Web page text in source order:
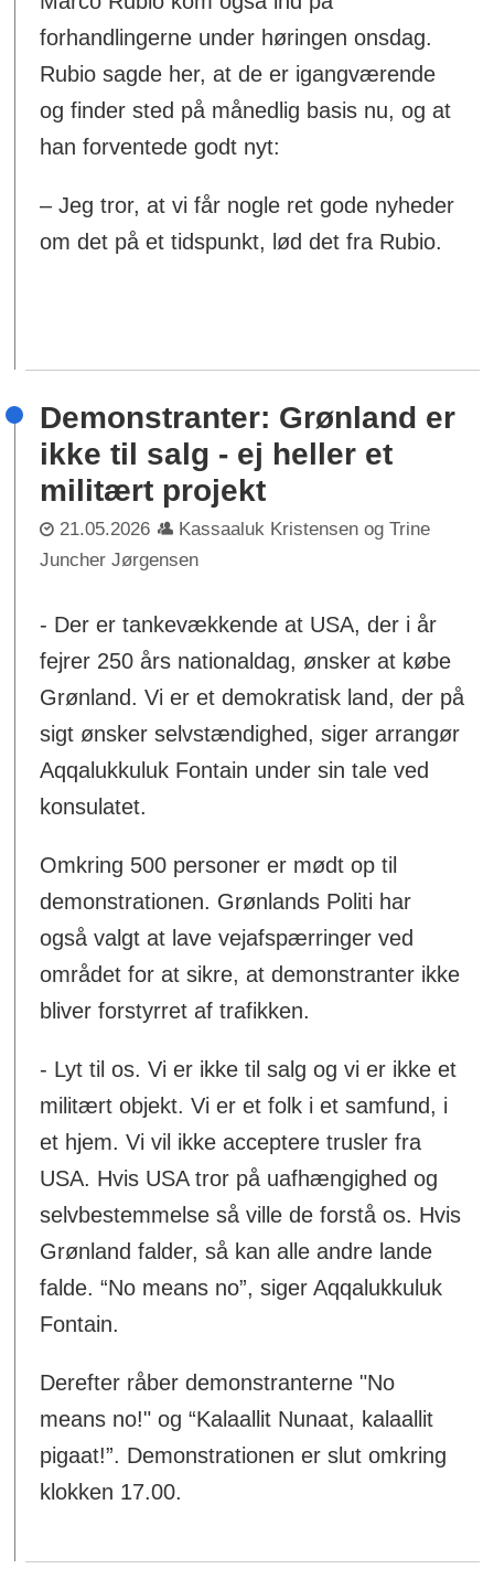
forhandlingerne under høringen onsdag.
Rubio sagde her, at de er igangværende
og finder sted på månedlig basis nu, og at
han forventede godt nyt:
– Jeg tror, at vi får nogle ret gode nyheder
om det på et tidspunkt, lød det fra Rubio.
Demonstranter: Grønland er
ikke til salg - ej heller et
militært projekt
21.05.2026
Kassaaluk Kristensen og Trine
Juncher Jørgensen
- Der er tankevækkende at USA, der i år
fejrer 250 års nationaldag, ønsker at købe
Grønland. Vi er et demokratisk land, der på
sigt ønsker selvstændighed, siger arrangør
Aqqalukkuluk Fontain under sin tale ved
konsulatet.
Omkring 500 personer er mødt op til
demonstrationen. Grønlands Politi har
også valgt at lave vejafspærringer ved
området for at sikre, at demonstranter ikke
bliver forstyrret af trafikken.
- Lyt til os. Vi er ikke til salg og vi er ikke et
militært objekt. Vi er et folk i et samfund, i
et hjem. Vi vil ikke acceptere trusler fra
USA. Hvis USA tror på uafhængighed og
selvbestemmelse så ville de forstå os. Hvis
Grønland falder, så kan alle andre lande
falde. “No means no”, siger Aqqalukkuluk
Fontain.
Derefter råber demonstranterne "No
means no!" og “Kalaallit Nunaat, kalaallit
pigaat!”. Demonstrationen er slut omkring
klokken 17.00.